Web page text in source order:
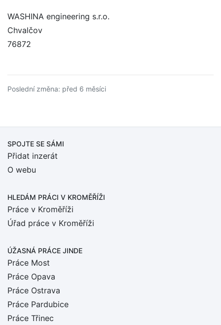
WASHINA engineering s.r.o.
Chvalčov
76872
Poslední změna: před 6 měsíci
SPOJTE SE SÁMI
Přidat inzerát
O webu
HLEDÁM PRÁCI V KROMĚŘÍŽI
Práce v Kroměříži
Úřad práce v Kroměříži
ÚŽASNÁ PRÁCE JINDE
Práce Most
Práce Opava
Práce Ostrava
Práce Pardubice
Práce Třinec